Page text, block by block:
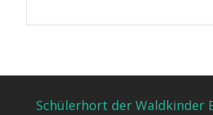
Schülerhort der Waldkinder